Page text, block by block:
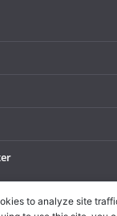
to analyze site